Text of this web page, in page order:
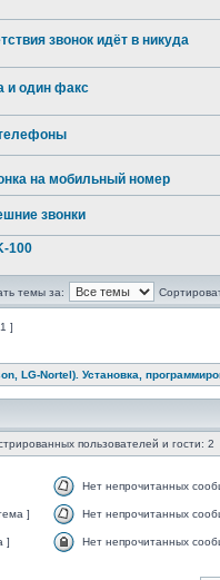
звонок идёт в никуда
и один факс
на мобильный номер
звонки
100
темы за:
]
LG-Nortel). Установка,
пользователей и гости: 2
Нет непрочитанных
] Нет непрочитанных
] Нет непрочитанных